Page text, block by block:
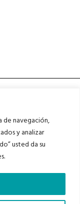
de navegación,
y analizar
usted da su